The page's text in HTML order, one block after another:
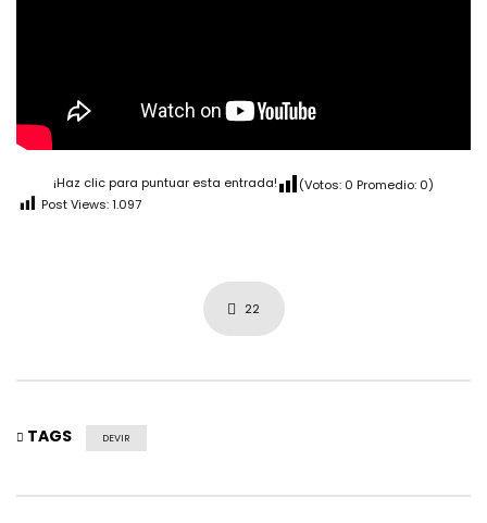
¡Haz clic para puntuar esta entrada! (Votos: 0 Promedio: 0)
Post Views:1.097
22
TAGS DEVIR